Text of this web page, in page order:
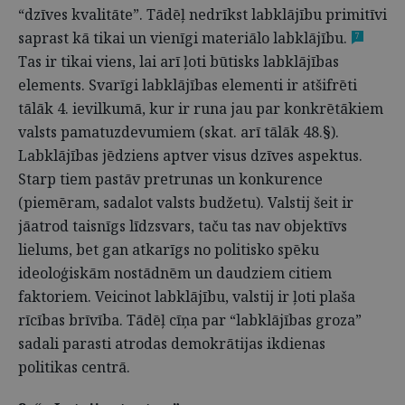
“dzīves kvalitāte”. Tādēļ nedrīkst labklājību primitīvi
saprast kā tikai un vienīgi materiālo labklājību.
7
Tas ir tikai viens, lai arī ļoti būtisks labklājības
elements. Svarīgi labklājības elementi ir atšifrēti
tālāk 4. ievilkumā, kur ir runa jau par konkrētākiem
valsts pamatuzdevumiem (skat. arī tālāk 48.§).
Labklājības jēdziens aptver visus dzīves aspektus.
Starp tiem pastāv pretrunas un konkurence
(piemēram, sadalot valsts budžetu). Valstij šeit ir
jāatrod taisnīgs līdzsvars, taču tas nav objektīvs
lielums, bet gan atkarīgs no politisko spēku
ideoloģiskām nostādnēm un daudziem citiem
faktoriem. Veicinot labklājību, valstij ir ļoti plaša
rīcības brīvība. Tādēļ cīņa par “labklājības groza”
sadali parasti atrodas demokrātijas ikdienas
politikas centrā.